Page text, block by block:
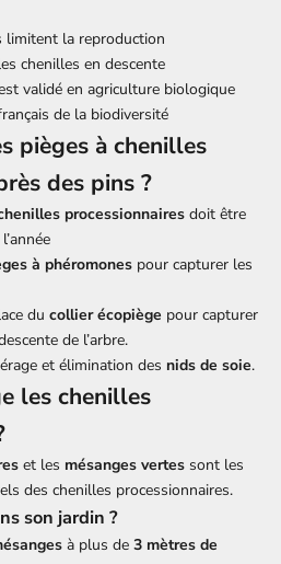
limitent la reproduction
chenilles en descente
validé en agriculture biologique
de la biodiversité
pièges à chenilles
des pins ?
processionnaires doit être
à phéromones pour capturer les
du collier écopiège pour capturer
de l’arbre.
et élimination des nids de soie.
les chenilles
et les mésanges vertes sont les
des chenilles processionnaires.
son jardin ?
à plus de 3 mètres de